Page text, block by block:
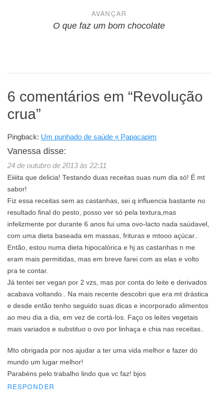
NavegaçãoAVANÇAR
O que faz um bom chocolate
6 comentários em “Revolução
crua”
Pingback: Um punhado de saúde « Papacapim
Vanessa disse:
24 de outubro de 2013 às 22:11
Eiiiita que delicia! Testando duas receitas suas num dia só! É mt
sabor!
Fiz essa receitas sem as castanhas, sei q influencia bastante no
resultado final do pesto, posso ver só pela textura,mas
infelizmente por durante 6 anos fui uma ovo-lacto nada saúdavel,
com uma dieta baseada em massas, frituras e mtooo açúcar..
Então, estou numa dieta hipocalórica e hj as castanhas n me
eram mais permitidas, mas em breve farei com as elas e volto
pra te contar.
Já tentei ser vegan por 2 vzs, mas por conta do leite e derivados
acabava voltando.. Na mais recente descobri que era mt drástica
e desde então tenho seguido suas dicas e incorporado alimentos
ao meu dia a dia, em vez de cortá-los. Faço os leites vegetais
mais variados e substituo o ovo por linhaça e chia nas receitas..
Mto obrigada por nos ajudar a ter uma vida melhor e fazer do
mundo um lugar melhor!
Parabéns pelo trabalho lindo que vc faz! bjos
RESPONDER